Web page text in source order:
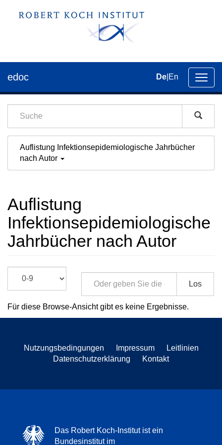
der
edoc De En
Auflistung Infektionsepidemiologische Jahrbücher
nach Autor
Auflistung
Infektionsepidemiologische
Jahrbücher nach Autor
Los
Für diese Browse-Ansicht gibt es keine Ergebnisse.
Nutzungsbedingungen Impressum
Leitlinien
Datenschutzerklärung
Kontakt
Das Robert Koch-Institut ist ein
Bundesinstitut im